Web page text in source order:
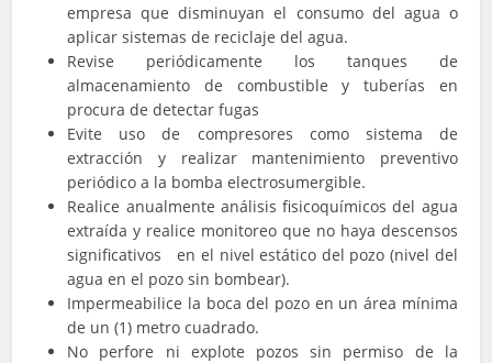
empresa que disminuyan el consumo del agua o
aplicar sistemas de reciclaje del agua.
Revise periódicamente los tanques de
almacenamiento de combustible y tuberías en
procura de detectar fugas
Evite uso de compresores como sistema de
extracción y realizar mantenimiento preventivo
periódico a la bomba electrosumergible.
Realice anualmente análisis fisicoquímicos del agua
extraída y realice monitoreo que no haya descensos
significativos en el nivel estático del pozo (nivel del
agua en el pozo sin bombear).
Impermeabilice la boca del pozo en un área mínima
de un (1) metro cuadrado.
No perfore ni explote pozos sin permiso de la